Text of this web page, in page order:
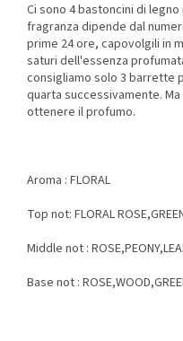
Ci sono 4 bastoncini di
fragranza dipende dal
prime 24 ore, capovolgili in
saturi dell'essenza
consigliamo solo 3 barrette
quarta successivamente.
ottenere il profumo.
Aroma : FLORAL
Top not: FLORAL
Middle not :
Base not :